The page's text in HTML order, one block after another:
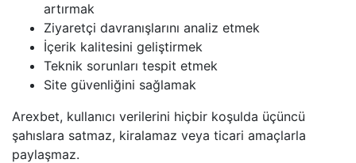
artırmak
Ziyaretçi davranışlarını analiz etmek
İçerik kalitesini geliştirmek
Teknik sorunları tespit etmek
Site güvenliğini sağlamak
Arexbet, kullanıcı verilerini hiçbir koşulda üçüncü
şahıslara satmaz, kiralamaz veya ticari amaçlarla
paylaşmaz.